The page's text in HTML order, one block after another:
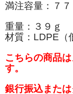
満注容量：７
重量：３９ｇ
材質：LDPE（
こちらの商品
す。
銀行振込また